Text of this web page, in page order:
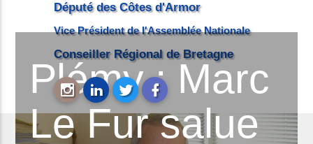
Député des Côtes d'Armor
Vice Président de l'Assemblée Nationale
Conseiller Régional de Bretagne
Plémy : Marc
Le Fur salue